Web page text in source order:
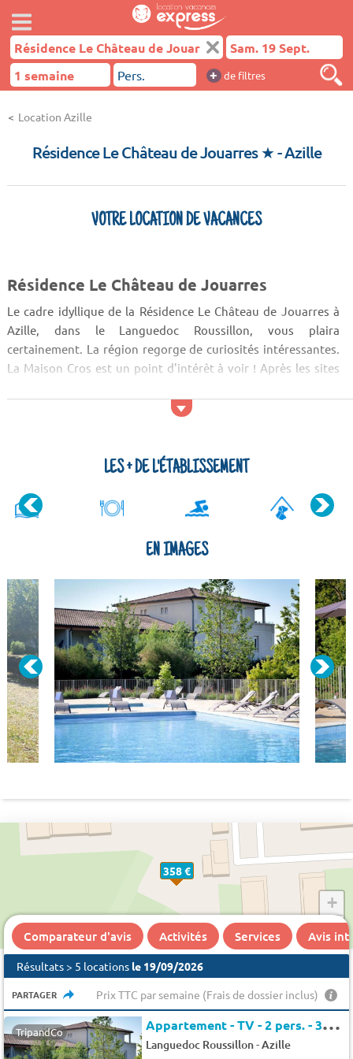
+ de filtres
Location Azille
Résidence Le Château de Jouarres ★- Azille
VOTRE LOCATION DE VACANCES
Résidence Le Château de Jouarres
Le cadre idyllique de la Résidence Le Château de Jouarres à
Azille, dans le Languedoc Roussillon, vous plaira
certainement. La région regorge de curiosités intéressantes.
La Maison Cros est un point d'intérêt à voir ! Après les sites
éblouis par le paysage de l'Étang de Pissevaches, de l'île d...
LES + DE L'ÉTABLISSEMENT
EN IMAGES
358 €
+
−
Comparateur d'avis Activités Services Avis
Résultats > 5 locations le 19/09/2026
PARTAGER Prix TTC par semaine (Frais de dossier inclus)
TripandCo A
ppartement - TV - 2 pers. - 34m2 - Animaux admis
Languedoc Roussillon-Azille